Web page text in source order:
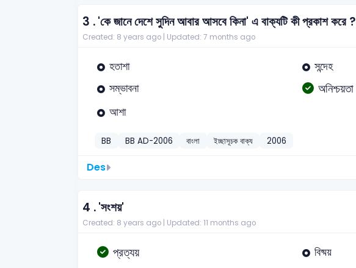
3 .'কে জানে দেশে সুদিন আবার আসবে কিনা' এ বাক্যটি কী প্রকাশ করে ?
Created: 8 years ago | Updated: 7 months ago
হতাশা
সন্দেহ
সম্ভাবনা
অনিশ্চয়তা
আশা
BB BB AD-2006 বাংলা ইচ্ছাসূচক বাক্য 2006
Des
4 .'সংশয়'
Created: 8 years ago | Updated: 11 months ago
প্রত্যয় বিষ্ময়